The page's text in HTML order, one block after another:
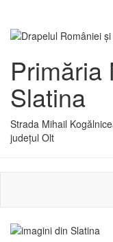
Primăria
Slatina
Strada Mihail
județul Olt